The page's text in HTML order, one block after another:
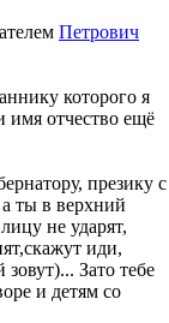
Петрович
которого я
имя отчество ещё
презику с
ты в верхний
не ударят,
иди,
Зато тебе
и детям со